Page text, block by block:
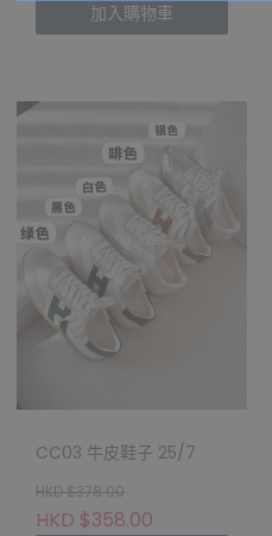
加入購物車
CC03 牛皮鞋子 25/7
HKD $378.00
HKD $358.00